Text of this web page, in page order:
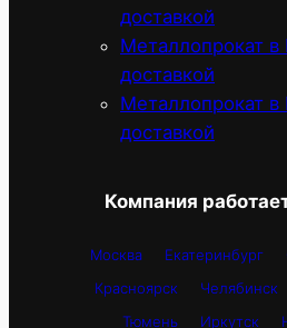
доставкой
Металлопрокат
доставкой
Металлопрокат в
доставкой
Компания
Москва Екатеринбург
Красноярск
Челябинск
Тюмень
Иркутск